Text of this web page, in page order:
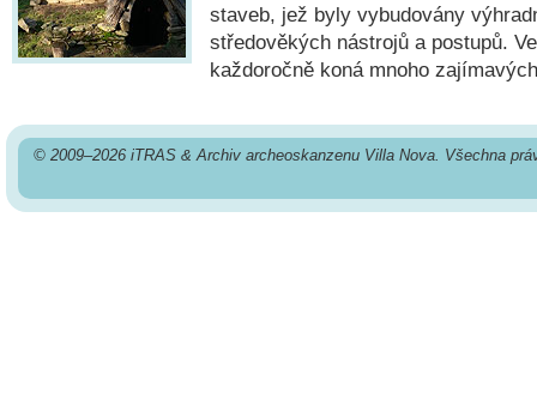
staveb, jež byly vybudovány
středověkých nástrojů a postupů.
každoročně koná mnoho
© 2009–2026 iTRAS & Archiv archeoskanzenu Villa Nova. Všechna